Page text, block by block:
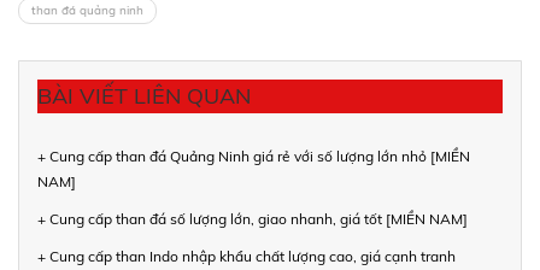
than đá quảng ninh
BÀI VIẾT LIÊN QUAN
+ Cung cấp than đá Quảng Ninh giá rẻ với số lượng lớn nhỏ [MIỀN
NAM]
+ Cung cấp than đá số lượng lớn, giao nhanh, giá tốt [MIỀN NAM]
+ Cung cấp than Indo nhập khẩu chất lượng cao, giá cạnh tranh